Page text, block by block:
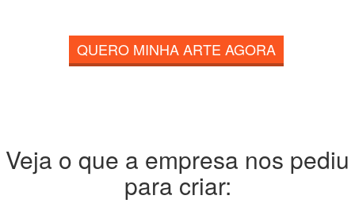
QUERO MINHA ARTE AGORA
Veja o que a empresa nos pediu
para criar: